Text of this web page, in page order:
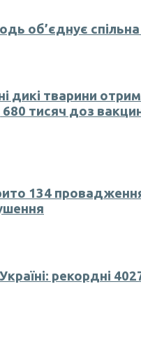
об’єднує
дикі тварини
тисяч доз
134
рекордні